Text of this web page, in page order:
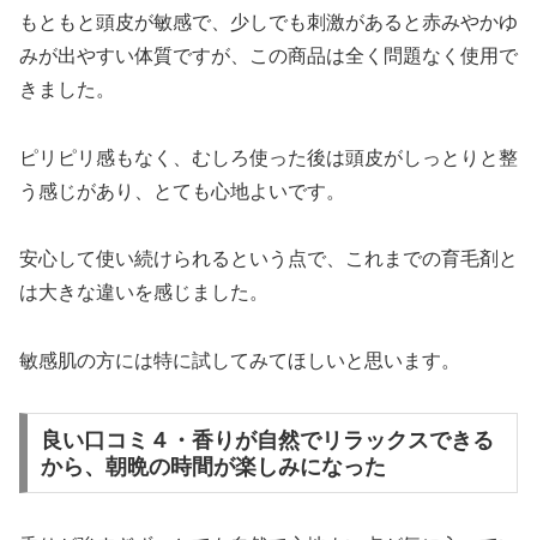
もともと頭皮が敏感で、少しでも刺激があると赤みやかゆ
みが出やすい体質ですが、この商品は全く問題なく使用で
きました。
ピリピリ感もなく、むしろ使った後は頭皮がしっとりと整
う感じがあり、とても心地よいです。
安心して使い続けられるという点で、これまでの育毛剤と
は大きな違いを感じました。
敏感肌の方には特に試してみてほしいと思います。
良い口コミ４・香りが自然でリラックスできる
から、朝晩の時間が楽しみになった